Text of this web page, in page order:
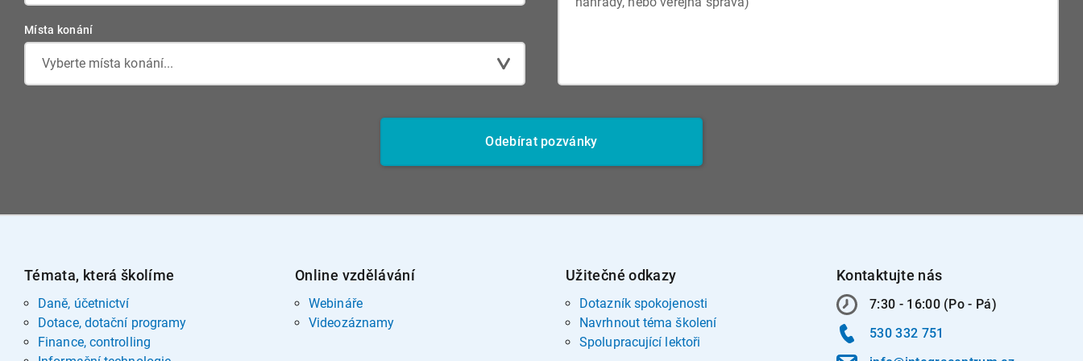
Místa konání
Vyberte místa konání...
Odebírat pozvánky
Témata, která školíme
Daně, účetnictví
Dotace, dotační programy
Finance, controlling
Online vzdělávání
Webináře
Videozáznamy
Užitečné odkazy
Dotazník spokojenosti
Navrhnout téma školení
Spolupracující lektoři
Kontaktujte nás
7:30 - 16:00 (Po - Pá)
530 332 751